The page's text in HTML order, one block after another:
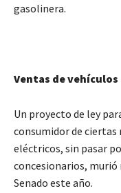
gasolinera.
Ventas de
Un proyecto de ley
consumidor de
eléctricos, sin pasar
concesionarios, murió
Senado este año.